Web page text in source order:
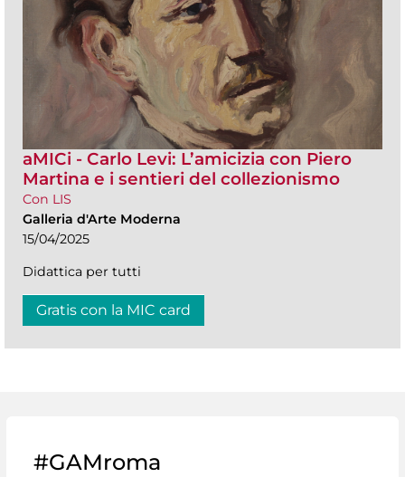
aMICi - Carlo Levi: L’amicizia con Piero
Martina e i sentieri del collezionismo
Con LIS
Galleria d'Arte Moderna
15/04/2025
Didattica per tutti
Gratis con la MIC card
#GAMroma